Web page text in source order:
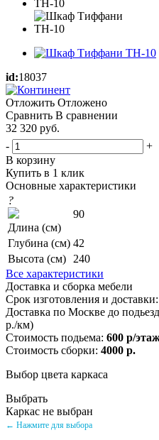
id:18037
Отложить Отложено
Сравнить В сравнении
32 320 руб.
-
+
В корзину
Купить в 1 клик
Основные характеристики
?
Длина (см)
90
Глубина (см) 42
Высота (см)
240
Все характеристики
Доставка и сборка мебели
Срок изготовления и доставки:
Доставка по Москве до
р./км)
Стоимость подьема: 600 р/
Стоимость сборки: 4000 р.
Выбор цвета каркаса
Выбрать
Каркас не выбран
← Нажмите для выбора